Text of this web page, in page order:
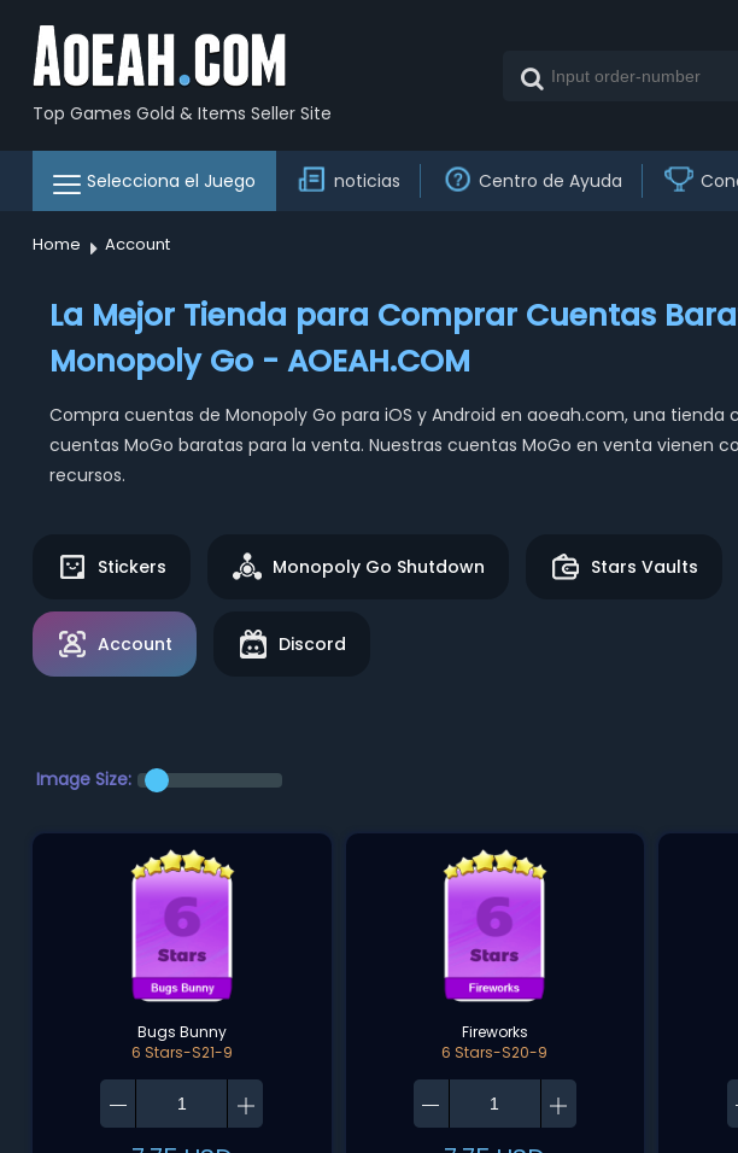
Top Games Gold & Items Seller Site
Selecciona el Juego noticias Centro de Ayuda
Home Account
La Mejor Tienda para Comprar Cuentas
Monopoly Go - AOEAH.COM
Compra cuentas de Monopoly Go para iOS y Android en aoeah.com, una
cuentas MoGo baratas para la venta. Nuestras cuentas MoGo en venta vienen
recursos.
Stickers Monopoly Go Shutdown Stars Vaults
Account Discord
Image Size:
Bugs Bunny
6 Stars-S21-9
Fireworks
6 Stars-S20-9